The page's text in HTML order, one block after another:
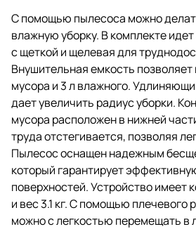
С помощью пылесоса можно
влажную уборку. В комплекте
с щеткой и щелевая для
Внушительная емкость позволяет
мусора и 3 л влажного.
дает увеличить радиус уборки.
мусора расположен в нижней
труда отстегивается, позволяя
Пылесос оснащен надежным
который гарантирует
поверхностей. Устройство имеет
и вес 3.1 кг. С помощью плечевого
можно с легкостью перемещать в